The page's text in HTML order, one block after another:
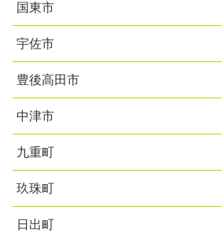
国東市
宇佐市
豊後高田市
中津市
九重町
玖珠町
日出町